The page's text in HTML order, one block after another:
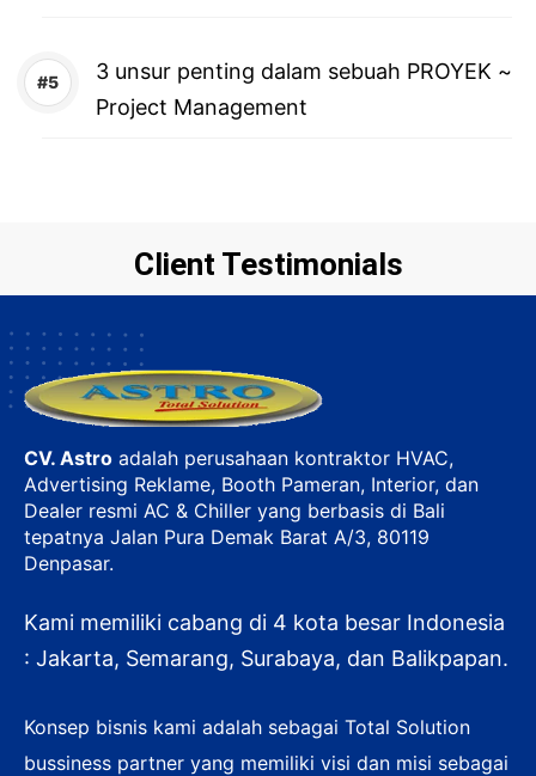
3 unsur penting dalam sebuah PROYEK ~
Project Management
Client Testimonials
CV. Astro adalah perusahaan kontraktor HVAC,
Advertising Reklame, Booth Pameran, Interior, dan
Dealer resmi AC & Chiller yang berbasis di Bali
tepatnya Jalan Pura Demak Barat A/3, 80119
Denpasar.
Kami memiliki cabang di 4 kota besar Indonesia
: Jakarta, Semarang, Surabaya, dan Balikpapan.
Konsep bisnis kami adalah sebagai Total Solution
bussiness partner yang memiliki visi dan misi sebagai